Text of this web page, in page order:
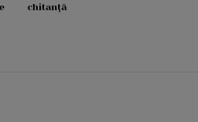
chitanță